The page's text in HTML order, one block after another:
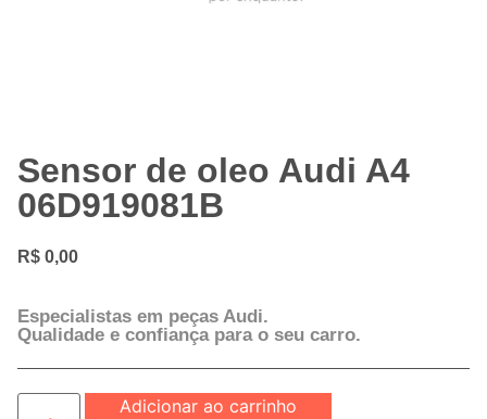
Sensor de oleo Audi A4
06D919081B
R$ 0,00
Especialistas em peças Audi.
Qualidade e confiança para o seu carro.
Adicionar ao carrinho